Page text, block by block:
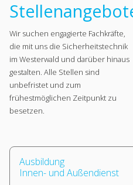
Wir suchen engagierte Fachkräfte,
die mit uns die Sicherheitstechnik
im Westerwald und darüber hinaus
gestalten. Alle Stellen sind
unbefristet und zum
frühestmöglichen Zeitpunkt zu
besetzen.
Ausbildung
Innen- und Außendienst